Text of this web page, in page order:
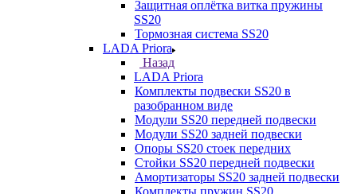
Защитная оплётка витка пружины
SS20
Тормозная система SS20
LADA Priora
Назад
LADA Priora
Комплекты подвески SS20 в
разобранном виде
Модули SS20 передней подвески
Модули SS20 задней подвески
Опоры SS20 стоек передних
Стойки SS20 передней подвески
Амортизаторы SS20 задней подвески
Комплекты пружин SS20